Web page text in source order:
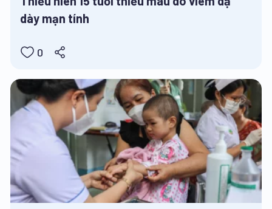
dày mạn tính
0